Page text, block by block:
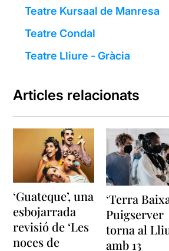
Teatre Kursaal de Manresa
Teatre Condal
Teatre Lliure - Gràcia
Articles relacionats
‘Guateque’, una
esbojarrada
revisió de ‘Les
noces de
‘Terra
Puigserver
torna al
amb 13